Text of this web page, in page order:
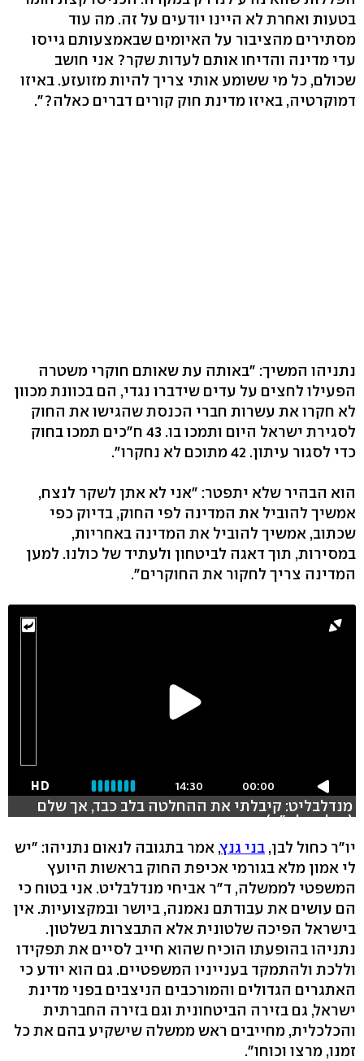
בטעות ואחרת לא היינו יודעים על זה. מה עוד
מסתירים מהציבור על האיומים שבאמצעותם גייסו
עדי מדינה והדיחו אותם לעדות שקר? אני חושב
שכולם, כל מי ששומע אותי צריך להיות מזועזע. באיזו
דמוקרטיה, באיזו מדינת חוק קורים דברים כאלה?".
נתניהו המשיך: "באותה עת שאותם חוקרי משטרה
הפעילו לחצים על עדים שידברו נגדי, הם בכוונת מכוון
לא חקרו את עשרות חברי הכנסת שהגישו את החוק
לסגירת ישראל היום ותמכו בו. 43 ח"כים תמכו בחוק
כדי לסגור עיתון. 42 מתוכם לא נחקרו".
הוא הבהיר שלא יתפטר: "אני לא אתן לשקר לנצח,
אמשיך להוביל את המדינה לפי החוק, בדיוק כפי
שכתוב, אמשיך להוביל את המדינה באחריות,
במסירות, תוך דאגה לביטחון ולעתיד של כולנו. למען
המדינה צריך לחקור את החוקרים".
00:00
14:30
HD
מנדלבליט: קיבלתי את ההחלטה בלב כבד, אך שלם
(צילום: לע"מ)
יו"ר כחול לבן, בני גנץ, אמר בתגובה לנאום נתניהו: "יש
לי אמון מלא בגורמי אכיפת החוק בראשות היועץ
המשפטי לממשלה, ד"ר אביחי מנדלבליט. אני בטוח כי
הם עושים את עבודתם נאמנה, ביושר ובמקצועיות. אין
בישראל הפיכה שלטונית אלא התבצרות בשלטון.
נתניהו בהופעתו הוכיח שהוא חייב לסיים את תפקידו
וללכת ולהתמקד בענייניו המשפטיים. גם הוא יודע כי
האתגרים הגדולים והמורכבים הניצבים בפני מדינת
ישראל, גם בזירה הביטחונית וגם בזירה החברתית
והכלכלית, מחייבים ראש ממשלה שישקיע בהם את כל
זמנו, מרצו וכוחו".